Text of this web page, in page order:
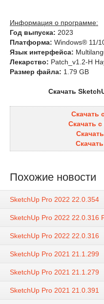
Информация о программе:
Год выпуска: 2023
Платформа: Windows® 11/
Язык интерфейса:
Лекарство: Patch_v1.2-H
Размер файла: 1.79 GB
Скачать
Скачать
Скачать
Похожие новости
SketchUp Pro 2022 22.0.354
SketchUp Pro 2022 22.0.316
SketchUp Pro 2022 22.0.316
SketchUp Pro 2021 21.1.299
SketchUp Pro 2021 21.1.279
SketchUp Pro 2021 21.0.391